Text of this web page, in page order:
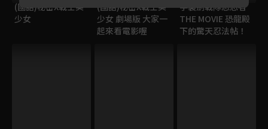
(國語)秘密X戰士美
少女
(國語)秘密X戰士美
少女 劇場版 大家一
起來看電影喔
手裏劍戰隊忍忍者
THE MOVIE 恐龍殿
下的驚天忍法帖！